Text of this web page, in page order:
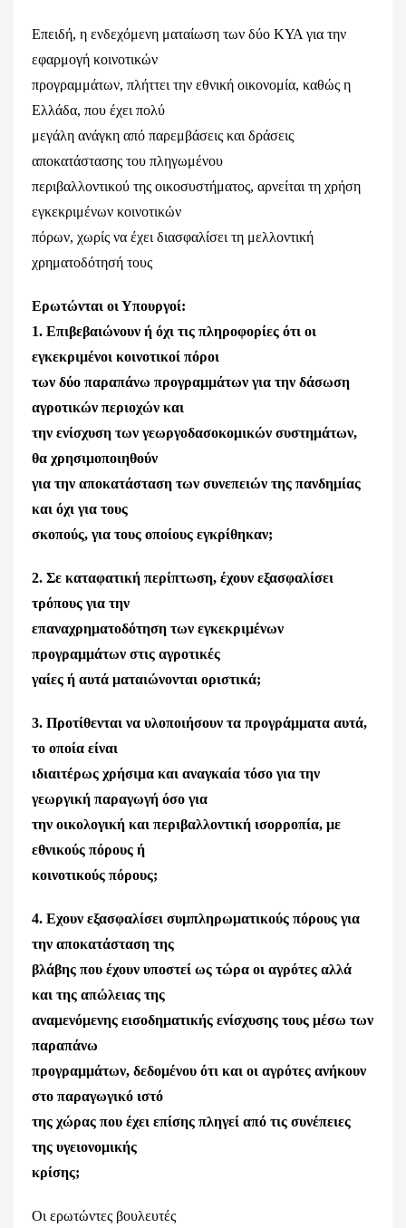
Επειδή, η ενδεχόμενη ματαίωση των δύο ΚΥΑ για την
εφαρμογή κοινοτικών
προγραμμάτων, πλήττει την εθνική οικονομία, καθώς η
Ελλάδα, που έχει πολύ
μεγάλη ανάγκη από παρεμβάσεις και δράσεις
αποκατάστασης του πληγωμένου
περιβαλλοντικού της οικοσυστήματος, αρνείται τη χρήση
εγκεκριμένων κοινοτικών
πόρων, χωρίς να έχει διασφαλίσει τη μελλοντική
χρηματοδότησή τους
Ερωτώνται οι Υπουργοί:
1. Επιβεβαιώνουν ή όχι τις πληροφορίες ότι οι
εγκεκριμένοι κοινοτικοί πόροι
των δύο παραπάνω προγραμμάτων για την δάσωση
αγροτικών περιοχών και
την ενίσχυση των γεωργοδασοκομικών συστημάτων,
θα χρησιμοποιηθούν
για την αποκατάσταση των συνεπειών της πανδημίας
και όχι για τους
σκοπούς, για τους οποίους εγκρίθηκαν;
2. Σε καταφατική περίπτωση, έχουν εξασφαλίσει
τρόπους για την
επαναχρηματοδότηση των εγκεκριμένων
προγραμμάτων στις αγροτικές
γαίες ή αυτά ματαιώνονται οριστικά;
3. Προτίθενται να υλοποιήσουν τα προγράμματα αυτά,
το οποία είναι
ιδιαιτέρως χρήσιμα και αναγκαία τόσο για την
γεωργική παραγωγή όσο για
την οικολογική και περιβαλλοντική ισορροπία, με
εθνικούς πόρους ή
κοινοτικούς πόρους;
4. Εχουν εξασφαλίσει συμπληρωματικούς πόρους για
την αποκατάσταση της
βλάβης που έχουν υποστεί ως τώρα οι αγρότες αλλά
και της απώλειας της
αναμενόμενης εισοδηματικής ενίσχυσης τους μέσω των
παραπάνω
προγραμμάτων, δεδομένου ότι και οι αγρότες ανήκουν
στο παραγωγικό ιστό
της χώρας που έχει επίσης πληγεί από τις συνέπειες
της υγειονομικής
κρίσης;
Οι ερωτώντες βουλευτές